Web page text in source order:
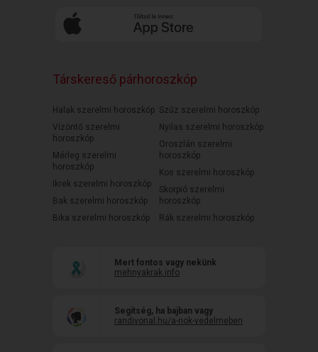
Társkereső párhoroszkóp
Halak szerelmi horoszkóp
Vízöntő szerelmi
horoszkóp
Mérleg szerelmi
horoszkóp
Ikrek szerelmi horoszkóp
Bak szerelmi horoszkóp
Bika szerelmi horoszkóp
Szűz szerelmi horoszkóp
Nyilas szerelmi horoszkóp
Oroszlán szerelmi
horoszkóp
Kos szerelmi horoszkóp
Skorpió szerelmi
horoszkóp
Rák szerelmi horoszkóp
Mert fontos vagy nekünk
mehnyakrak.info
Segítség, ha bajban vagy
randivonal.hu/a-nok-vedelmeben